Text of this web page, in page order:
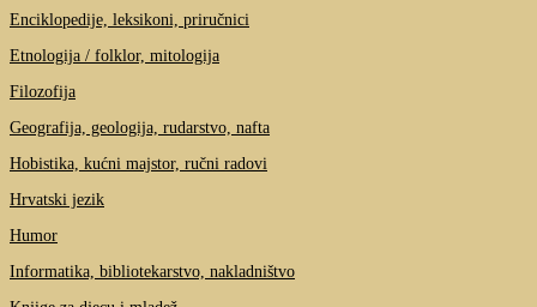
Enciklopedije, leksikoni, priručnici
Etnologija / folklor, mitologija
Filozofija
Geografija, geologija, rudarstvo, nafta
Hobistika, kućni majstor, ručni radovi
Hrvatski jezik
Humor
Informatika, bibliotekarstvo, nakladništvo